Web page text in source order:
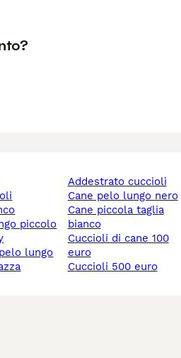
piccolo
lungo
addestrato cuccioli
cane pelo lungo nero
cane piccola taglia
bianco
cuccioli di cane 100
euro
cuccioli 500 euro